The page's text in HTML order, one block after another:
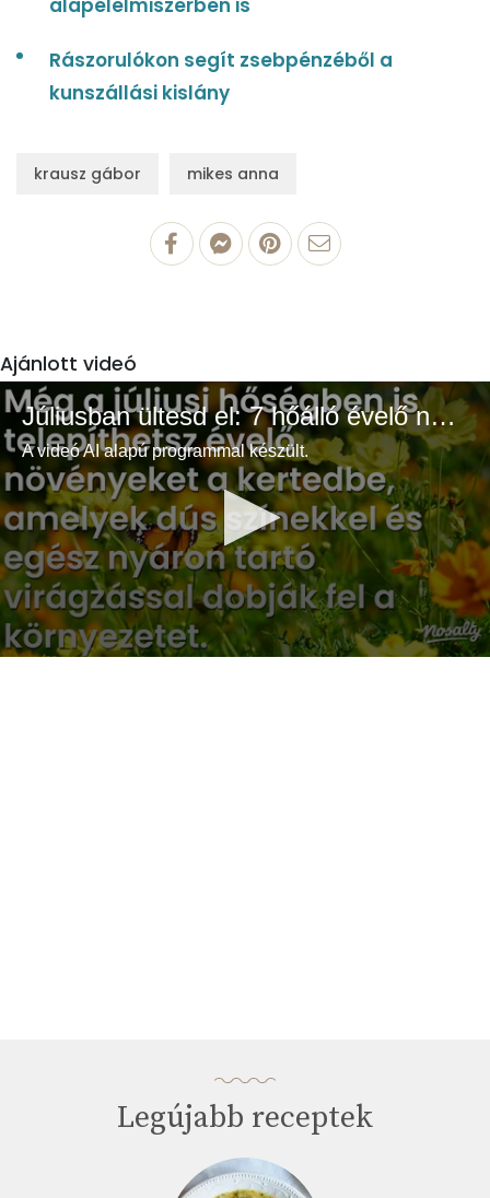
alapélelmiszerben is
Rászorulókon segít zsebpénzéből a
kunszállási kislány
krausz gábor mikes anna
Ajánlott videó
Júliusban ültesd el: 7 hőálló évelő növény a színes és buja kertért
A videó AI alapú programmal készült.
Legújabb receptek